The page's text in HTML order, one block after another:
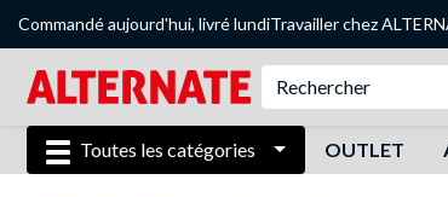
Commandé aujourd'hui, livré lundiTravailler chez
Toutes les catégories OUTLET